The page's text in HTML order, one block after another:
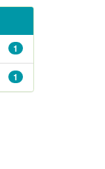
1
1